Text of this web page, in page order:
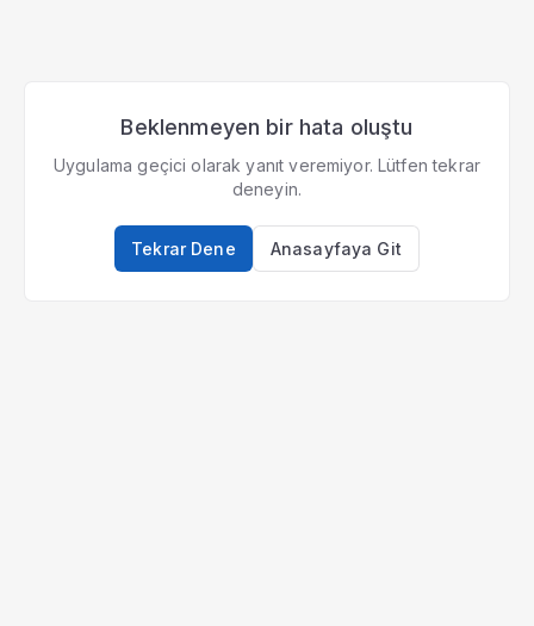
Beklenmeyen bir hata oluştu
Uygulama geçici olarak yanıt veremiyor. Lütfen tekrar
deneyin.
Tekrar Dene Anasayfaya Git